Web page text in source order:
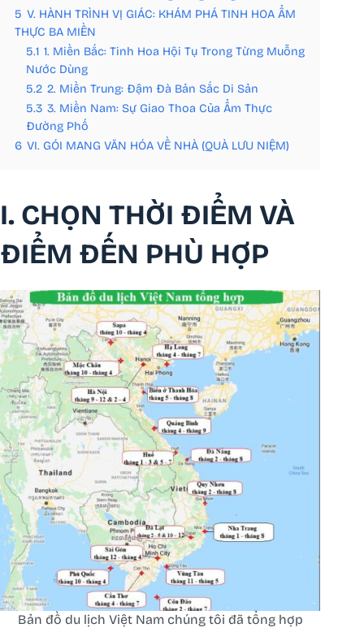
5 V. HÀNH TRÌNH VỊ GIÁC: KHÁM PHÁ TINH HOA ẨM
THỰC BA MIỀN
5.1 1. Miền Bắc: Tinh Hoa Hội Tụ Trong Từng Muỗng
Nước Dùng
5.2 2. Miền Trung: Đậm Đà Bản Sắc Di Sản
5.3 3. Miền Nam: Sự Giao Thoa Của Ẩm Thực
Đường Phố
6 VI. GÓI MANG VĂN HÓA VỀ NHÀ (QUÀ LƯU NIỆM)
I. CHỌN THỜI ĐIỂM VÀ
ĐIỂM ĐẾN PHÙ HỢP
Bản đồ du lịch Việt Nam chúng tôi đã tổng hợp